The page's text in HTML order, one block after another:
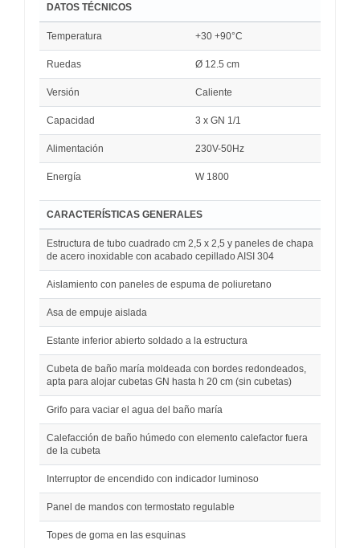
DATOS TÉCNICOS
Temperatura +30 +90°C
Ruedas Ø 12.5 cm
Versión Caliente
Capacidad 3 x GN 1/1
Alimentación 230V-50Hz
Energía W 1800
CARACTERÍSTICAS GENERALES
Estructura de tubo cuadrado cm 2,5 x 2,5 y paneles de chapa
de acero inoxidable con acabado cepillado AISI 304
Aislamiento con paneles de espuma de poliuretano
Asa de empuje aislada
Estante inferior abierto soldado a la estructura
Cubeta de baño maría moldeada con bordes redondeados,
apta para alojar cubetas GN hasta h 20 cm (sin cubetas)
Grifo para vaciar el agua del baño maría
Calefacción de baño húmedo con elemento calefactor fuera
de la cubeta
Interruptor de encendido con indicador luminoso
Panel de mandos con termostato regulable
Topes de goma en las esquinas